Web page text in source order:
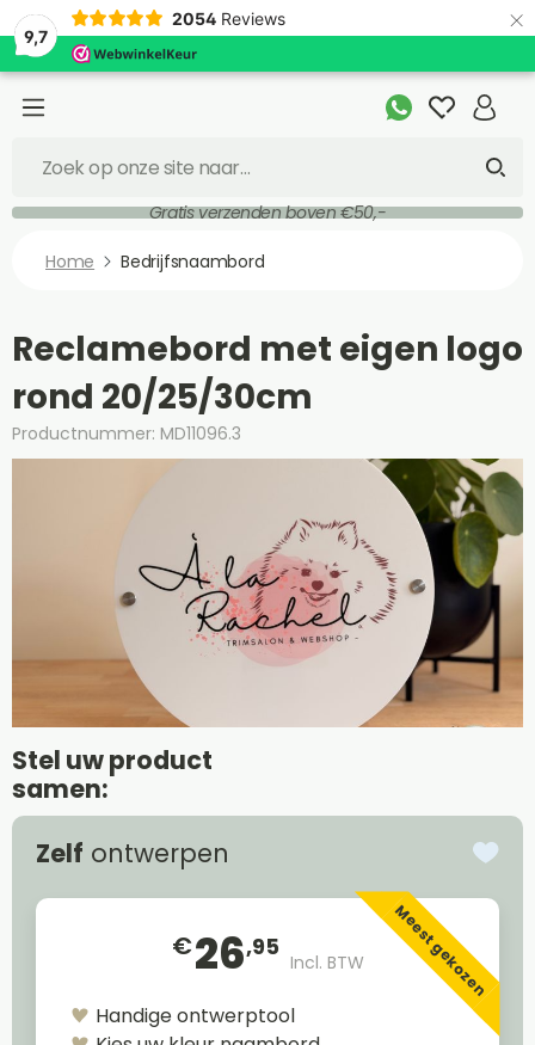
9,7
2054 Reviews ×
Gratis verzenden boven €50,-
Home Bedrijfsnaambord
Reclamebord met eigen logo
rond 20/25/30cm
Productnummer: MD11096.3
Stel uw product
samen:
Zelf ontwerpen
€26,95
Incl. BTW Meest gekozen
Handige ontwerptool